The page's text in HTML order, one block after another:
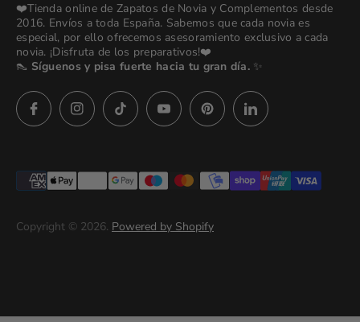
❤️Tienda online de Zapatos de Novia y Complementos desde
2016. Envíos a toda España. Sabemos que cada novia es
especial, por ello ofrecemos asesoramiento exclusivo a cada
novia. ¡Disfruta de los preparativos!❤️
👠 Síguenos y pisa fuerte hacia tu gran día. ✨
Search
contact us
Asesoras👰🏻24h 627 23 25 76
💒 Novias Reales 💍✨
🚚 Envío y Cambios
Política de Privacidad
Imágenes descargables
Politica de privacidad (prueba)
Copyright © 2026. Powered by Shopify